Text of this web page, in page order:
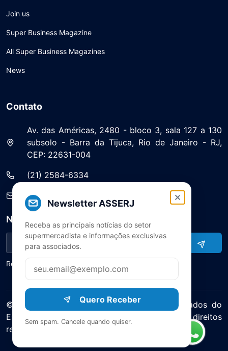
Newsletter ASSERJ
Receba as principais notícias do setor
supermercadista e informações exclusivas
para associados.
Quero Receber
Sem spam. Cancele quando quiser.
Join us
Super Business Magazine
All Super Business Magazines
News
Contato
Av. das Américas, 2480 - bloco 3, sala 127 a 130
subsolo - Barra da Tijuca, Rio de Janeiro - RJ,
CEP: 22631-004
(21) 2584-6334
saa@asserj.com.br
Newsletter
Receba notícias e atualizações do setor
© 2025 ASERJ – Associação de Supermercados do
Estado do Rio de Janeiro. Todos os direitos
reservados.